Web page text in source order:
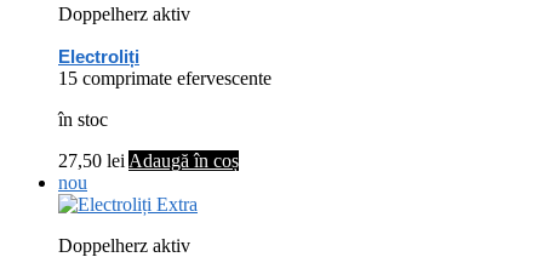
Doppelherz aktiv
Electroliți
15 comprimate efervescente
în stoc
27,50 lei Adaugă în coș
nou
Doppelherz aktiv